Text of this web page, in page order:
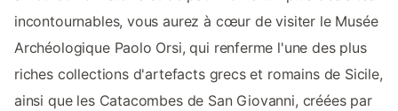
incontournables, vous aurez à cœur de visiter le Musée
Archéologique Paolo Orsi, qui renferme l'une des plus
riches collections d'artefacts grecs et romains de Sicile,
ainsi que les Catacombes de San Giovanni, créées par